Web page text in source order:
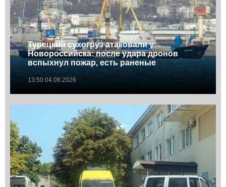
Турецкий сухогруз атаковали у
Новороссийска: после удара дронов
вспыхнул пожар, есть раненые
13:50 04.08.2026